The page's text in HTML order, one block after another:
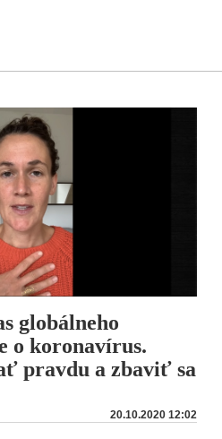
globálneho
o koronavírus.
pravdu a zbaviť sa
20.10.2020 12:02